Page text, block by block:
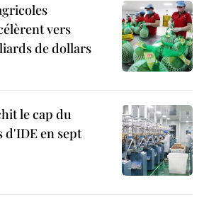
vers
de dollars
le cap du
en sept